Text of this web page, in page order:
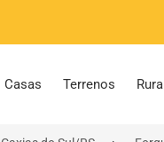
Casas Terrenos Rural